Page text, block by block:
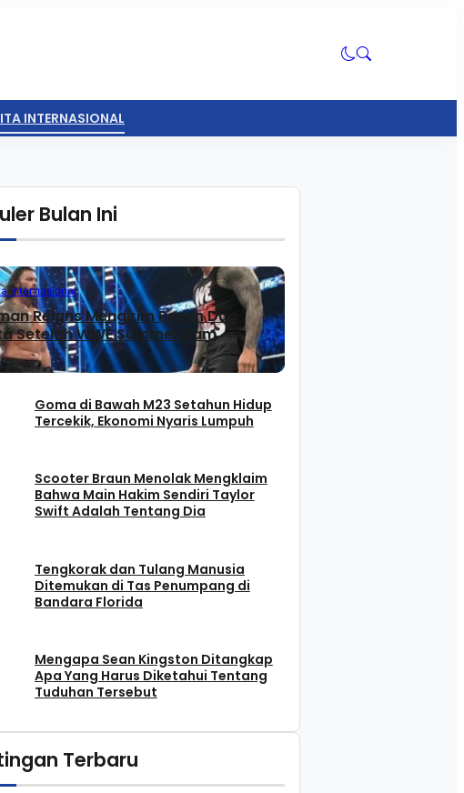
INTERNASIONAL
Jaguars
Bulan Ini
Internasional
Reigns Mengirim Pesan Dua
Setelah WWE SummerSlam
Goma di Bawah M23 Setahun Hidup
Tercekik, Ekonomi Nyaris Lumpuh
Scooter Braun Menolak Mengklaim
Bahwa Main Hakim Sendiri Taylor
Swift Adalah Tentang Dia
Tengkorak dan Tulang Manusia
Ditemukan di Tas Penumpang di
Bandara Florida
Mengapa Sean Kingston Ditangkap
Apa Yang Harus Diketahui Tentang
Tuduhan Tersebut
Terbaru